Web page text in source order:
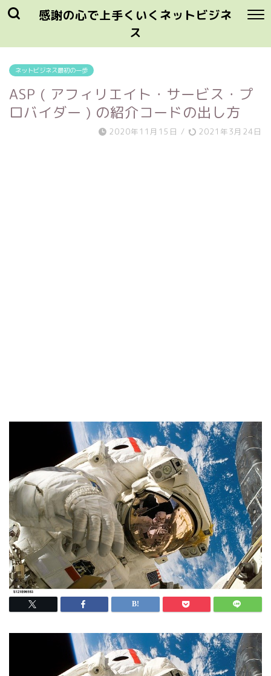
感謝の心で上手くいくネットビジネ
ス
ネットビジネス最初の一歩
ASP ( アフィリエイト・サービス・プ
ロバイダー ) の紹介コードの出し方
2020年11月15日 / 2021年3月24日